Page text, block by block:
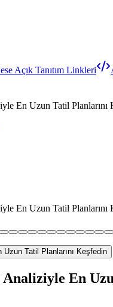
Açık Tanıtım Linkleri
En Uzun Tatil Planlarını
En Uzun Tatil Planlarını
Analiziyle En